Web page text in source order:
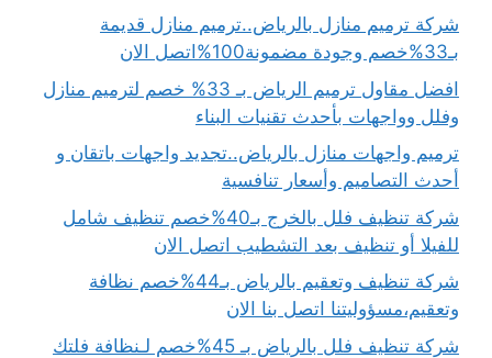
شركة ترميم منازل بالرياض..ترميم منازل قديمة
بـ33%خصم وجودة مضمونة100%اتصل الان
افضل مقاول ترميم الرياض بـ 33% خصم لترميم منازل
وفلل وواجهات بأحدث تقنيات البناء
ترميم واجهات منازل بالرياض..تجديد واجهات باتقان و
أحدث التصاميم وأسعار تنافسية
شركة تنظيف فلل بالخرج بـ40%خصم تنظيف شامل
للفيلا أو تنظيف بعد التشطيب اتصل الان
شركة تنظيف وتعقيم بالرياض بـ44%خصم نظافة
وتعقيم،مسؤوليتنا اتصل بنا الان
شركة تنظيف فلل بالرياض بـ 45%خصم لـنظافة فلتك